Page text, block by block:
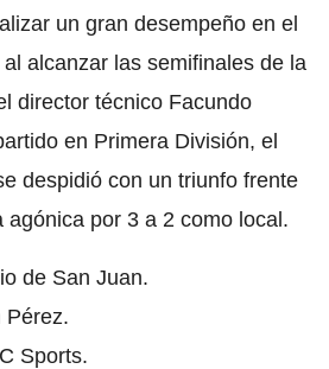
un gran desempeño en el
alcanzar las semifinales de la
director técnico Facundo
en Primera División, el
despidió con un triunfo frente
agónica por 3 a 2 como local.
de San Juan.
Pérez.
Sports.